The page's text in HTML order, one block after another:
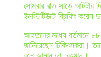
সোমবার রাত সাড়ে আটটার
ইনস্টিটিউটে ব্রিফিং করেন
আহতদের মধ্যে বর্তমানে ৮৮
জানিয়েছেন চিকিৎসকরা।